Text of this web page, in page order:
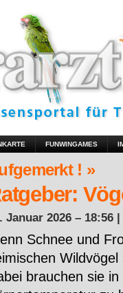
FUNWINGAMES
! »
Januar 2026 – 18:56 |
Schnee und
brauchen sie